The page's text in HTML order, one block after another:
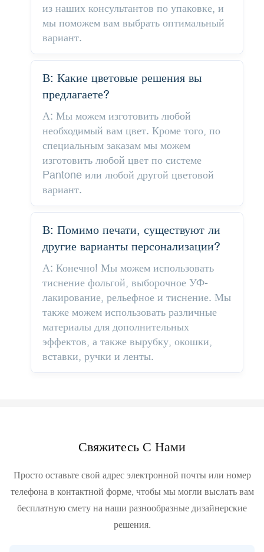
из наших консультантов по упаковке, и
мы поможем вам выбрать оптимальный
вариант.
В: Какие цветовые решения вы
предлагаете?
А: Мы можем изготовить любой
необходимый вам цвет. Кроме того, по
специальным заказам мы можем
изготовить любой цвет по системе
Pantone или любой другой цветовой
вариант.
В: Помимо печати, существуют ли
другие варианты персонализации?
А: Конечно! Мы можем использовать
тиснение фольгой, выборочное УФ-
лакирование, рельефное и тиснение. Мы
также можем использовать различные
материалы для дополнительных
эффектов, а также вырубку, окошки,
вставки, ручки и ленты.
Свяжитесь С Нами
Просто оставьте свой адрес электронной почты или номер
телефона в контактной форме, чтобы мы могли выслать вам
бесплатную смету на наши разнообразные дизайнерские
решения.